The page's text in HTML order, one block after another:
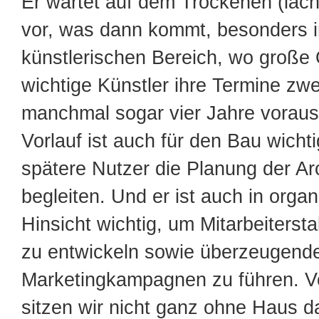
vor, was dann kommt, besonders
künstlerischen Bereich, wo große
wichtige Künstler ihre Termine
manchmal sogar vier Jahre
Vorlauf ist auch für den Bau
spätere Nutzer die Planung der
begleiten. Und er ist auch in
Hinsicht wichtig, um
zu entwickeln sowie
Marketingkampagnen zu führen.
sitzen wir nicht ganz ohne Haus